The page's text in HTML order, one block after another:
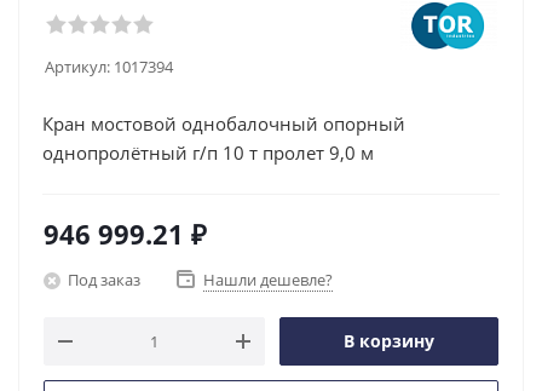
Артикул: 1017394
Кран мостовой однобалочный опорный
однопролётный г/п 10 т пролет 9,0 м
946 999.21 ₽
Под заказ Нашли дешевле?
В корзину